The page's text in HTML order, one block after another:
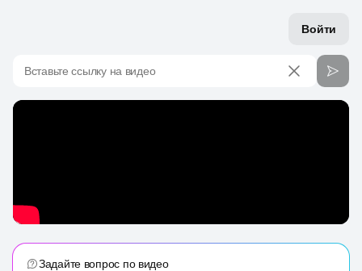
Войти
Вставьте ссылку на видео
Задайте вопрос по видео